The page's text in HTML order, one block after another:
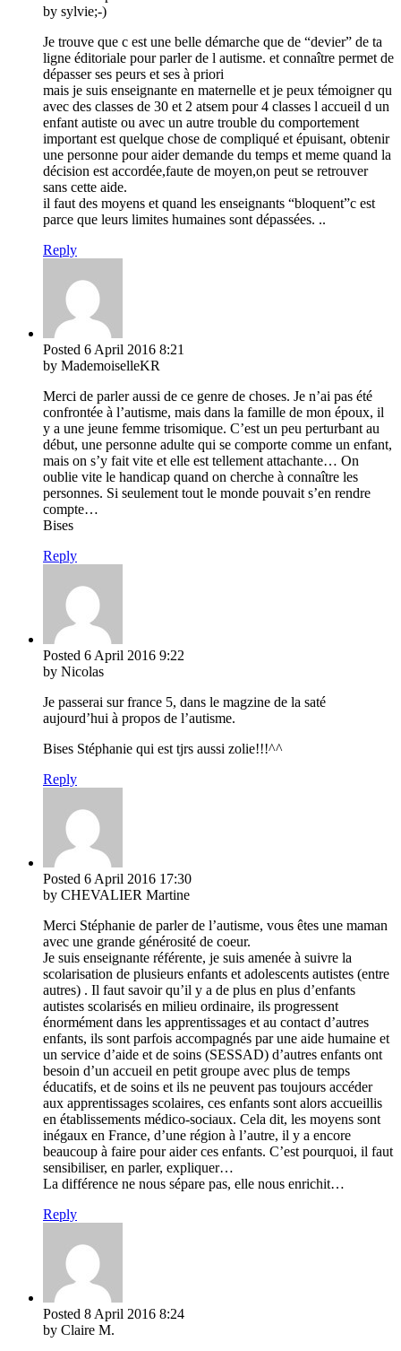
by sylvie;-)
Je trouve que c est une belle démarche que de “devier” de ta
ligne éditoriale pour parler de l autisme. et connaître permet de
dépasser ses peurs et ses à priori
mais je suis enseignante en maternelle et je peux témoigner qu
avec des classes de 30 et 2 atsem pour 4 classes l accueil d un
enfant autiste ou avec un autre trouble du comportement
important est quelque chose de compliqué et épuisant, obtenir
une personne pour aider demande du temps et meme quand la
décision est accordée,faute de moyen,on peut se retrouver
sans cette aide.
il faut des moyens et quand les enseignants “bloquent”c est
parce que leurs limites humaines sont dépassées. ..
Reply
Posted 6 April 2016 8:21
by MademoiselleKR
Merci de parler aussi de ce genre de choses. Je n’ai pas été
confrontée à l’autisme, mais dans la famille de mon époux, il
y a une jeune femme trisomique. C’est un peu perturbant au
début, une personne adulte qui se comporte comme un enfant,
mais on s’y fait vite et elle est tellement attachante… On
oublie vite le handicap quand on cherche à connaître les
personnes. Si seulement tout le monde pouvait s’en rendre
compte…
Bises
Reply
Posted 6 April 2016 9:22
by Nicolas
Je passerai sur france 5, dans le magzine de la saté
aujourd’hui à propos de l’autisme.
Bises Stéphanie qui est tjrs aussi zolie!!!^^
Reply
Posted 6 April 2016 17:30
by CHEVALIER Martine
Merci Stéphanie de parler de l’autisme, vous êtes une maman
avec une grande générosité de coeur.
Je suis enseignante référente, je suis amenée à suivre la
scolarisation de plusieurs enfants et adolescents autistes (entre
autres) . Il faut savoir qu’il y a de plus en plus d’enfants
autistes scolarisés en milieu ordinaire, ils progressent
énormément dans les apprentissages et au contact d’autres
enfants, ils sont parfois accompagnés par une aide humaine et
un service d’aide et de soins (SESSAD) d’autres enfants ont
besoin d’un accueil en petit groupe avec plus de temps
éducatifs, et de soins et ils ne peuvent pas toujours accéder
aux apprentissages scolaires, ces enfants sont alors accueillis
en établissements médico-sociaux. Cela dit, les moyens sont
inégaux en France, d’une région à l’autre, il y a encore
beaucoup à faire pour aider ces enfants. C’est pourquoi, il faut
sensibiliser, en parler, expliquer…
La différence ne nous sépare pas, elle nous enrichit…
Reply
Posted 8 April 2016 8:24
by Claire M.